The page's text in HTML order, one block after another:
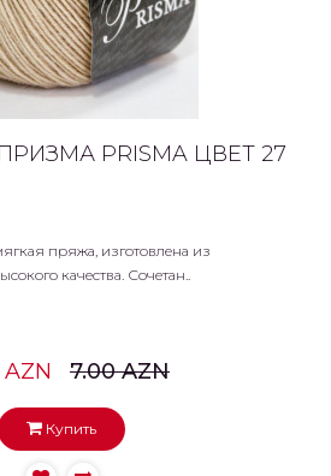
PRISMA ЦВЕТ 27
пряжа, изготовлена из
качества. Сочетан..
7.00 AZN
Купить